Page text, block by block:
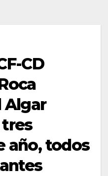
CD
Algar
tres
año, todos